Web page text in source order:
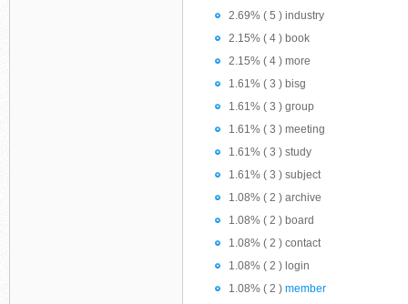
2.69% ( 5 ) industry
2.15% ( 4 ) book
2.15% ( 4 ) more
1.61% ( 3 ) bisg
1.61% ( 3 ) group
1.61% ( 3 ) meeting
1.61% ( 3 ) study
1.61% ( 3 ) subject
1.08% ( 2 ) archive
1.08% ( 2 ) board
1.08% ( 2 ) contact
1.08% ( 2 ) login
1.08% ( 2 ) member